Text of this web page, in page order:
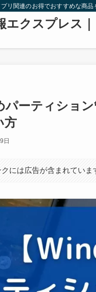
リ関連のお得でおすすめな商品
クスプレス｜
パーティショ
方
日
には広告が含まれていま